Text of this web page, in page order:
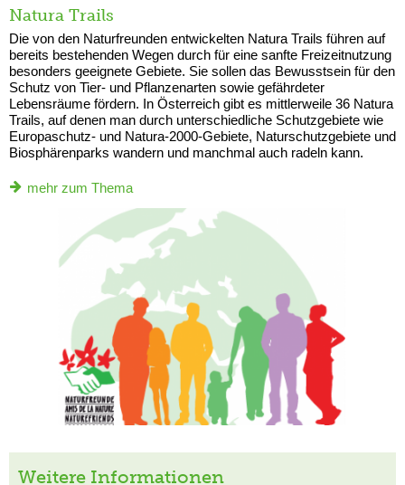
Natura Trails
Die von den Naturfreunden entwickelten Natura Trails führen auf
bereits bestehenden Wegen durch für eine sanfte Freizeitnutzung
besonders geeignete Gebiete. Sie sollen das Bewusstsein für den
Schutz von Tier- und Pflanzenarten sowie gefährdeter
Lebensräume fördern. In Österreich gibt es mittlerweile 36 Natura
Trails, auf denen man durch unterschiedliche Schutzgebiete wie
Europaschutz- und Natura-2000-Gebiete, Naturschutzgebiete und
Biosphärenparks wandern und manchmal auch radeln kann.
mehr zum Thema
Weitere Informationen